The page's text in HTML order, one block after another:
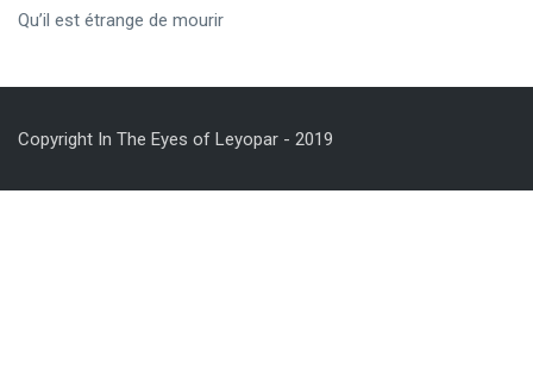
Qu’il est étrange de mourir
Copyright In The Eyes of Leyopar - 2019